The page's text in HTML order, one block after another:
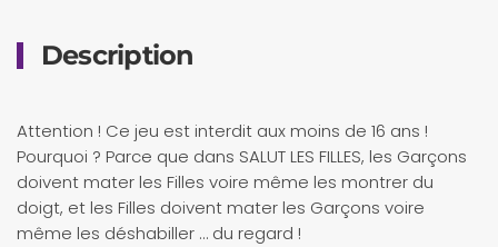
Description
Attention ! Ce jeu est interdit aux moins de 16 ans !
Pourquoi ? Parce que dans SALUT LES FILLES, les Garçons
doivent mater les Filles voire même les montrer du
doigt, et les Filles doivent mater les Garçons voire
même les déshabiller … du regard !